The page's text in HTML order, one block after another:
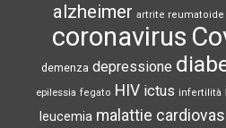
alzheimer artrite reumatoide
coronavirus
demenza depressione
epilessia fegato HIV ictus infertilità
leucemia malattie